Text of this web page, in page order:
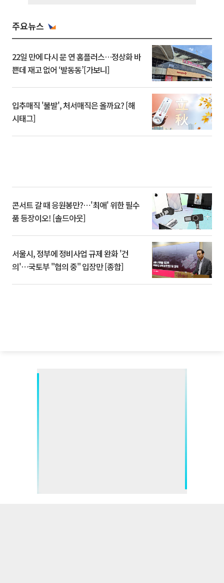
주요뉴스
22일 만에 다시 문 연 홈플러스…정상화 바
쁜데 재고 없어 ‘발동동’[가보니]
입추매직 '불발', 처서매직은 올까요? [해
시태그]
콘서트 갈 때 응원봉만?⋯'최애' 위한 필수
품 등장이오! [솔드아웃]
서울시, 정부에 정비사업 규제 완화 '건
의'⋯국토부 "협의 중" 입장만 [종합]